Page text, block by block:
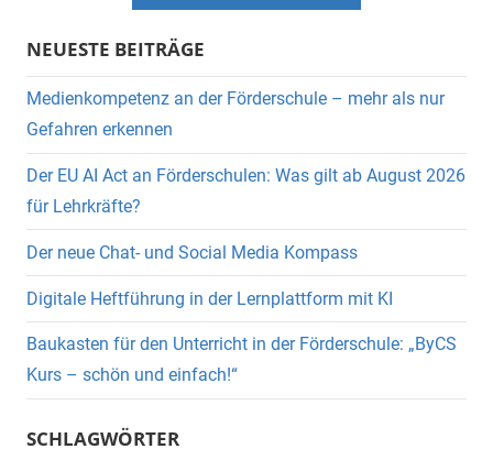
NEUESTE BEITRÄGE
Medienkompetenz an der Förderschule – mehr als nur
Gefahren erkennen
Der EU AI Act an Förderschulen: Was gilt ab August 2026
für Lehrkräfte?
Der neue Chat- und Social Media Kompass
Digitale Heftführung in der Lernplattform mit KI
Baukasten für den Unterricht in der Förderschule: „ByCS
Kurs – schön und einfach!“
SCHLAGWÖRTER